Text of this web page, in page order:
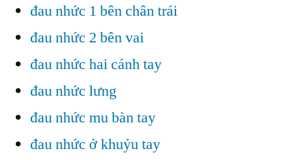
đau nhức 1 bên chân trái
đau nhức 2 bên vai
đau nhức hai cánh tay
đau nhức lưng
đau nhức mu bàn tay
đau nhức ở khuỷu tay